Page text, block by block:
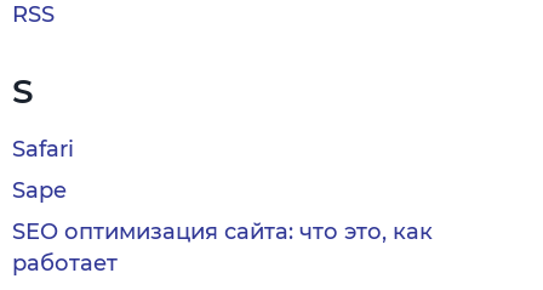
RSS
S
Safari
Sape
SEO оптимизация сайта: что это, как
работает